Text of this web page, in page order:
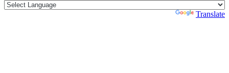
Translate